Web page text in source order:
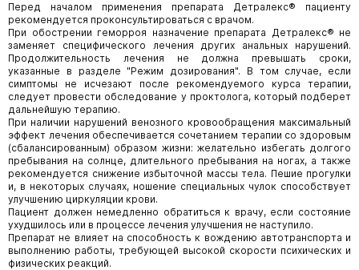
Перед началом применения препарата Детралекс® пациенту
рекомендуется проконсультироваться с врачом.
При обострении геморроя назначение препарата Детралекс® не
заменяет специфического лечения других анальных нарушений.
Продолжительность лечения не должна превышать сроки,
указанные в разделе "Режим дозирования". В том случае, если
симптомы не исчезают после рекомендуемого курса терапии,
следует провести обследование у проктолога, который подберет
дальнейшую терапию.
При наличии нарушений венозного кровообращения максимальный
эффект лечения обеспечивается сочетанием терапии со здоровым
(сбалансированным) образом жизни: желательно избегать долгого
пребывания на солнце, длительного пребывания на ногах, а также
рекомендуется снижение избыточной массы тела. Пешие прогулки
и, в некоторых случаях, ношение специальных чулок способствует
улучшению циркуляции крови.
Пациент должен немедленно обратиться к врачу, если состояние
ухудшилось или в процессе лечения улучшения не наступило.
Препарат не влияет на способность к вождению автотранспорта и
выполнению работы, требующей высокой скорости психических и
физических реакций.